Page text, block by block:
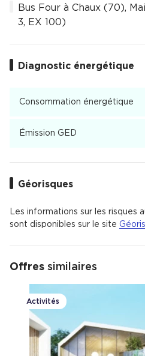
Bus Four à Chaux (70),
3, EX 100)
Diagnostic énergétique
Consommation énergétique
Émission GED
Géorisques
Les informations sur les risques
sont disponibles sur le site
Offres similaires
Activités